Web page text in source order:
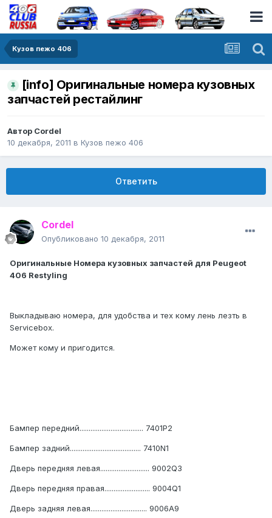
Кузов пежо 406
[info] Оригинальные номера кузовных
запчастей рестайлинг
Автор Cordel
10 декабря, 2011 в Кузов пежо 406
Ответить
Cordel
Опубликовано 10 декабря, 2011
Оригинальные Номера кузовных запчастей для Peugeot
406 Restyling
Выкладываю номера, для удобства и тех кому лень лезть в
Servicebox.
Может кому и пригодится.
Бампер передний................................... 7401P2
Бампер задний....................................... 7410N1
Дверь передняя левая........................... 9002Q3
Дверь передняя правая......................... 9004Q1
Дверь задняя левая............................... 9006A9